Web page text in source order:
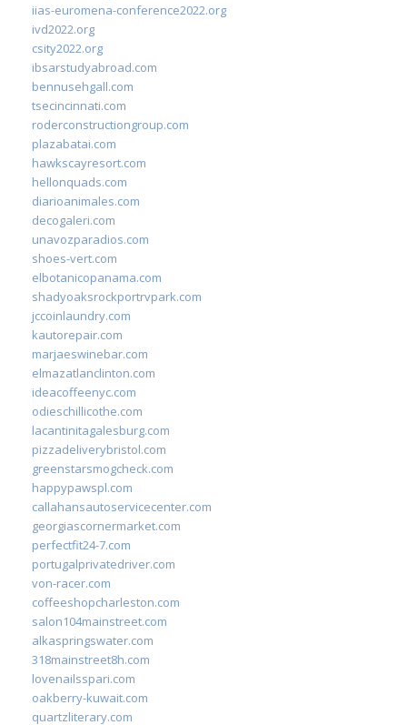
iias-euromena-conference2022.org
ivd2022.org
csity2022.org
ibsarstudyabroad.com
bennusehgall.com
tsecincinnati.com
roderconstructiongroup.com
plazabatai.com
hawkscayresort.com
hellonquads.com
diarioanimales.com
decogaleri.com
unavozparadios.com
shoes-vert.com
elbotanicopanama.com
shadyoaksrockportrvpark.com
jccoinlaundry.com
kautorepair.com
marjaeswinebar.com
elmazatlanclinton.com
ideacoffeenyc.com
odieschillicothe.com
lacantinitagalesburg.com
pizzadeliverybristol.com
greenstarsmogcheck.com
happypawspl.com
callahansautoservicecenter.com
georgiascornermarket.com
perfectfit24-7.com
portugalprivatedriver.com
von-racer.com
coffeeshopcharleston.com
salon104mainstreet.com
alkaspringswater.com
318mainstreet8h.com
lovenailsspari.com
oakberry-kuwait.com
quartzliterary.com